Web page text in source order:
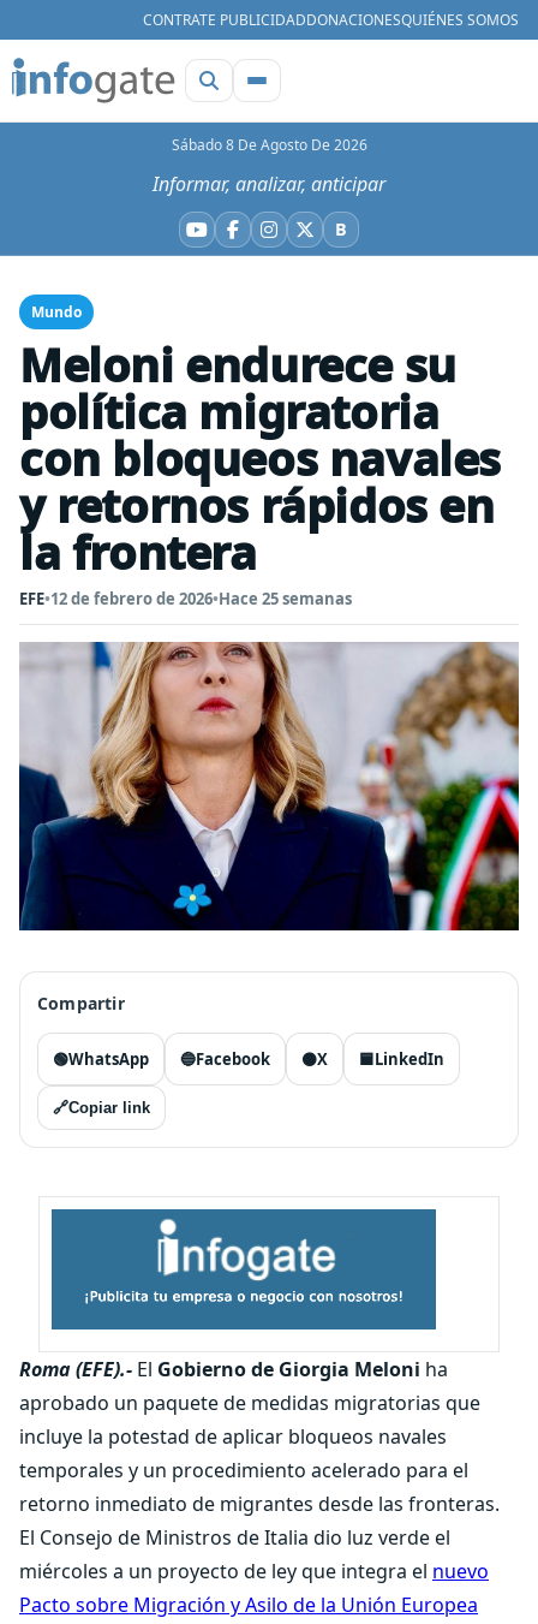
CONTRATE PUBLICIDADDONACIONESQUIÉNES SOMOS
Sábado 8 De Agosto De 2026
Informar, analizar, anticipar
YouTube
Facebook
Instagram
X BBluesky
Mundo
Meloni endurece su
política migratoria
con bloqueos navales
y retornos rápidos en
la frontera
EFE•12 de febrero de 2026•Hace 25 semanas
Compartir
🟢WhatsApp 🔵Facebook ⚫X 🟦LinkedIn
🔗Copiar link
Roma (EFE).- El Gobierno de Giorgia Meloni ha
aprobado un paquete de medidas migratorias que
incluye la potestad de aplicar bloqueos navales
temporales y un procedimiento acelerado para el
retorno inmediato de migrantes desde las fronteras.
El Consejo de Ministros de Italia dio luz verde el
miércoles a un proyecto de ley que integra el nuevo
Pacto sobre Migración y Asilo de la Unión Europea